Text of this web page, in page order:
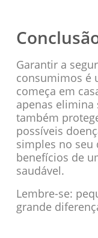
Garantir a
consumimos é
começa em
apenas elimina
também
possíveis
simples no seu
benefícios de
saudável.
Lembre-se:
grande